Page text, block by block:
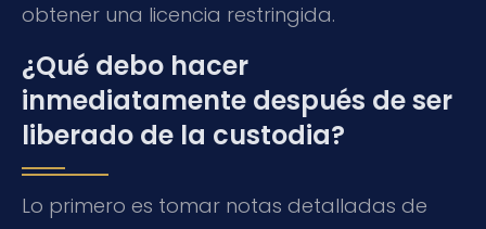
obtener una licencia restringida.
¿Qué debo hacer
inmediatamente después de ser
liberado de la custodia?
Lo primero es tomar notas detalladas de